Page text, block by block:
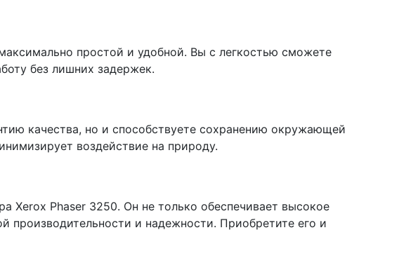
простой и удобной. Вы с легкостью сможете
без лишних задержек.
качества, но и способствуете сохранению окружающей
воздействие на природу.
Xerox Phaser 3250. Он не только обеспечивает высокое
производительности и надежности. Приобретите его и